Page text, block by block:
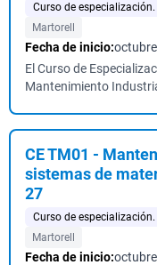
Curso de especialización.
Martorell
Fecha de inicio:
El Curso de
Mantenimiento
CE TM01 -
sistemas de
27
Curso de especialización.
Martorell
Fecha de inicio: